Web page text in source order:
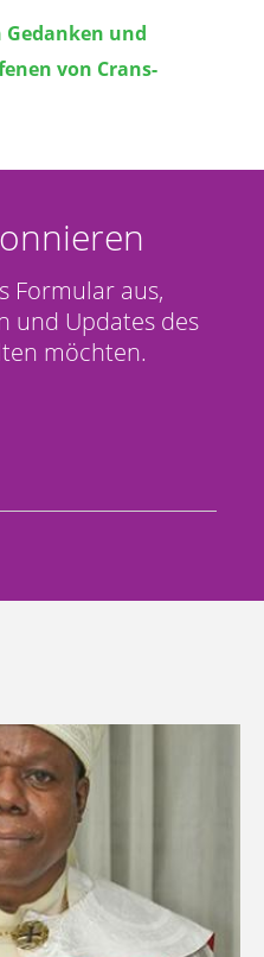
und
von Crans-
Formular aus,
und Updates des
möchten.